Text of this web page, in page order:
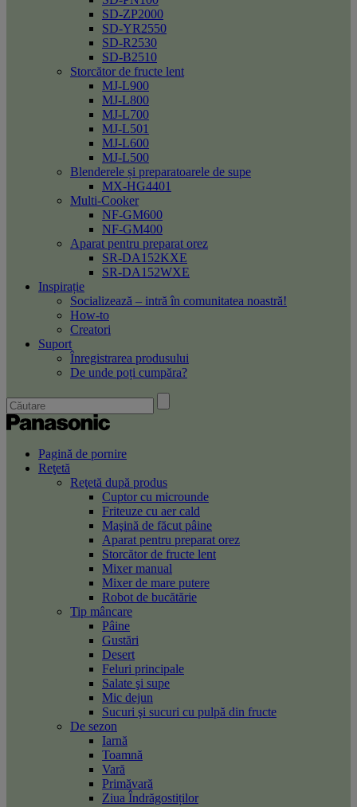
SD-ZP2000
SD-YR2550
SD-R2530
SD-B2510
Storcător de fructe lent
MJ-L900
MJ-L800
MJ-L700
MJ-L501
MJ-L600
MJ-L500
Blenderele și preparatoarele de supe
MX-HG4401
Multi-Cooker
NF-GM600
NF-GM400
Aparat pentru preparat orez
SR-DA152KXE
SR-DA152WXE
Inspirație
Socializează – intră în comunitatea noastră!
How-to
Creatori
Suport
Înregistrarea produsului
De unde poți cumpăra?
Pagină de pornire
Reţetă
Reţetă după produs
Cuptor cu microunde
Friteuze cu aer cald
Maşină de făcut pâine
Aparat pentru preparat orez
Storcător de fructe lent
Mixer manual
Mixer de mare putere
Robot de bucătărie
Tip mâncare
Pâine
Gustări
Desert
Feluri principale
Salate şi supe
Mic dejun
Sucuri şi sucuri cu pulpă din fructe
De sezon
Iarnă
Toamnă
Vară
Primăvară
Ziua Îndrăgostiților